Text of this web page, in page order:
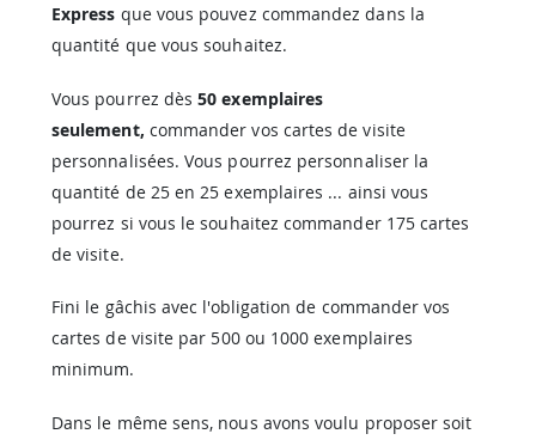
Express que vous pouvez commandez dans la
quantité que vous souhaitez.
Vous pourrez dès50 exemplaires
seulement, commander vos cartes de visite
personnalisées. Vous pourrez personnaliser la
quantité de 25 en 25 exemplaires ... ainsi vous
pourrez si vous le souhaitez commander 175 cartes
de visite.
Fini le gâchis avec l'obligation de commander vos
cartes de visite par 500 ou 1000 exemplaires
minimum.
Dans le même sens, nous avons voulu proposer soit